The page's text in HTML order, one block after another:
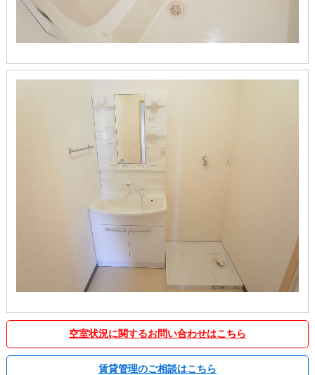
空室状況に関するお問い合わせはこちら
賃貸管理のご相談はこちら